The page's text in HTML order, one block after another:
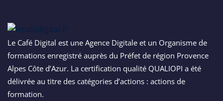
Le Café Digital est une Agence Digitale et un Organisme de
formations enregistré auprès du Préfet de région Provence
Alpes Côte d’Azur. La certification qualité QUALIOPI a été
délivrée au titre des catégories d’actions : actions de
formation.